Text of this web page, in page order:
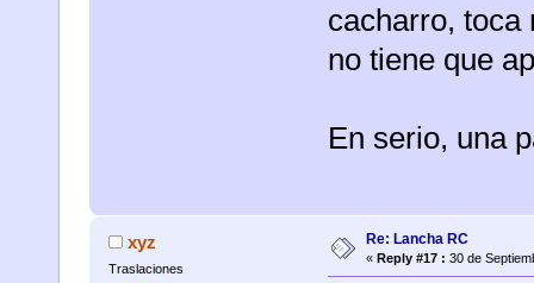
cacharro, toca
no tiene que
En serio, una
xyz
Traslaciones
Re: Lancha RC
« Reply #17 : 30 de